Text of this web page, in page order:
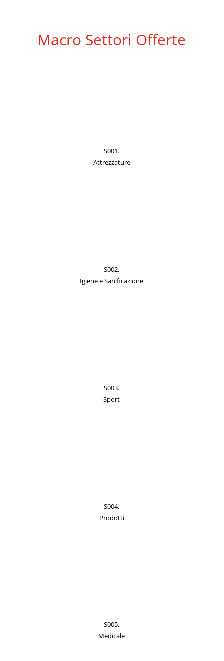
Macro Settori Offerte
S001.
Attrezzature
S002.
Igiene e Sanificazione
S003.
Sport
S004.
Prodotti
S005.
Medicale